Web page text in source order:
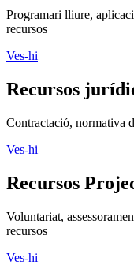
Programari lliure,
recursos
Ves-hi
Recursos
Contractació, normativa
Ves-hi
Recursos
Voluntariat,
recursos
Ves-hi